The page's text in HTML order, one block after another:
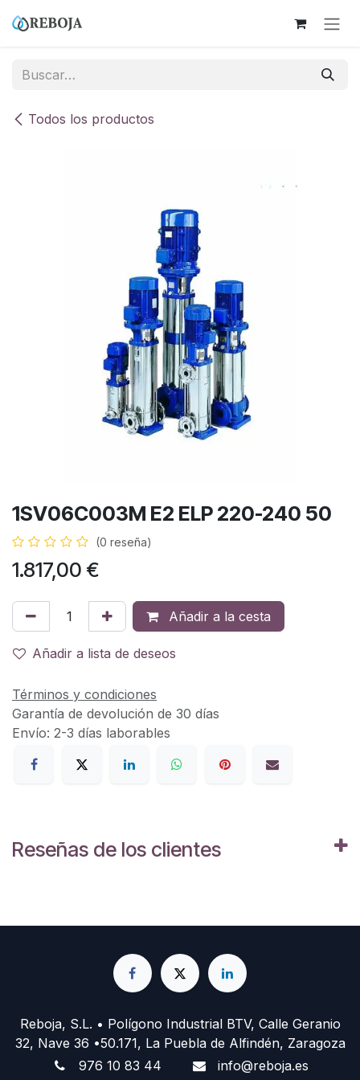
Todos los productos
1SV06C003M E2 ELP 220-240 50
(0 reseña)
1.817,00 €
Añadir a la cesta
Añadir a lista de deseos
Términos y condiciones
Garantía de devolución de 30 días
Envío: 2-3 días laborables
Reseñas de los clientes
Reboja, S.L. • Polígono Industrial BTV, Calle Geranio
32, Nave 36 •50.171, La Puebla de Alfindén, Zaragoza
976 10 83 44
info@reboja.es